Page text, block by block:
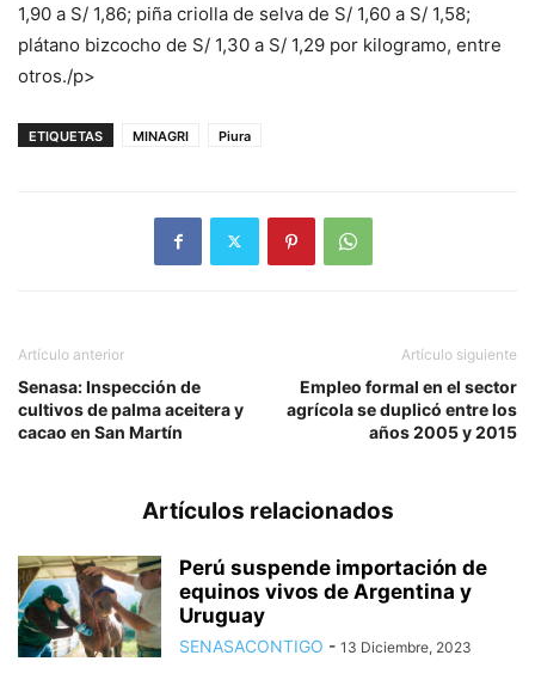
1,90 a S/ 1,86; piña criolla de selva de S/ 1,60 a S/ 1,58;
plátano bizcocho de S/ 1,30 a S/ 1,29 por kilogramo, entre
otros./p>
ETIQUETAS MINAGRI Piura
Artículo anterior
Senasa: Inspección de
cultivos de palma aceitera y
cacao en San Martín
Artículo siguiente
Empleo formal en el sector
agrícola se duplicó entre los
años 2005 y 2015
Artículos relacionados
Perú suspende importación de
equinos vivos de Argentina y
Uruguay
SENASACONTIGO - 13 Diciembre, 2023